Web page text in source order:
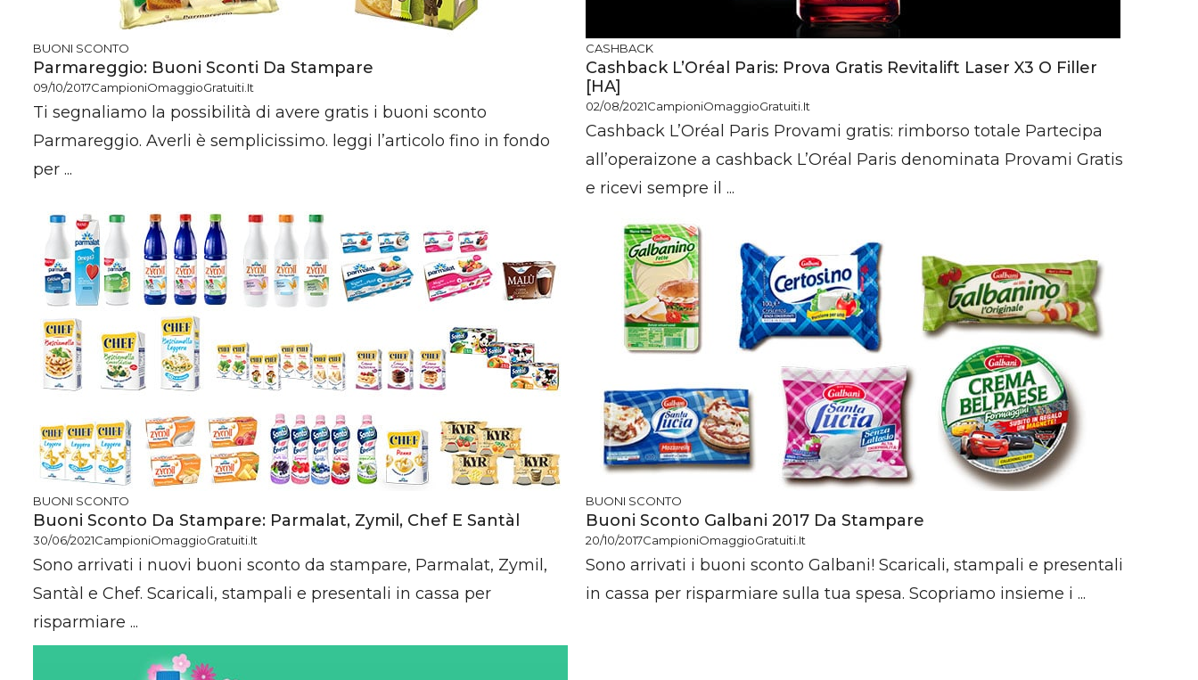
BUONI SCONTO
Parmareggio: Buoni Sconti Da Stampare
09/10/2017CampioniOmaggioGratuiti.it
Ti segnaliamo la possibilità di avere gratis i buoni sconto
Parmareggio. Averli è semplicissimo. leggi l’articolo fino in fondo
per ...
CASHBACK
Cashback L’Oréal Paris: Prova Gratis Revitalift Laser X3 O Filler
[HA]
02/08/2021CampioniOmaggioGratuiti.it
Cashback L’Oréal Paris Provami gratis: rimborso totale Partecipa
all’operaizone a cashback L’Oréal Paris denominata Provami Gratis
e ricevi sempre il ...
BUONI SCONTO
Buoni Sconto Da Stampare: Parmalat, Zymil, Chef E Santàl
30/06/2021CampioniOmaggioGratuiti.it
Sono arrivati i nuovi buoni sconto da stampare, Parmalat, Zymil,
Santàl e Chef. Scaricali, stampali e presentali in cassa per
risparmiare ...
BUONI SCONTO
Buoni Sconto Galbani 2017 Da Stampare
20/10/2017CampioniOmaggioGratuiti.it
Sono arrivati i buoni sconto Galbani! Scaricali, stampali e presentali
in cassa per risparmiare sulla tua spesa. Scopriamo insieme i ...